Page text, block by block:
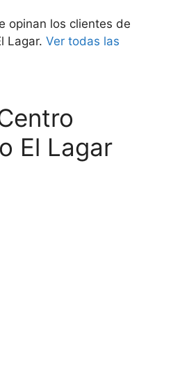
opinan los clientes de
Lagar. Ver todas las
El Lagar